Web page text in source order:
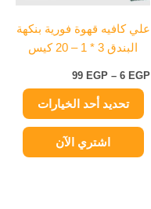
علي كافيه قهوة فورية بنكهة
البندق 3 * 1 – 20 كيس
6 EGP
–
99 EGP
تحديد أحد الخيارات
اختيار
الخيارات
صفحة
المنتج
اشتري الآن